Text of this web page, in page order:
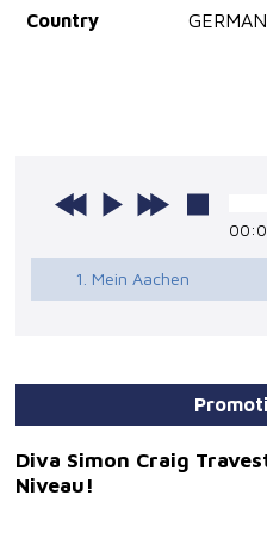
Country
1. Mein Aachen
Diva Simon Craig
Niveau!